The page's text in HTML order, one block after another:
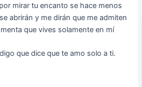
mirar tu encanto se hace menos
abrirán y me dirán que me admiten
que vives solamente en mí
que dice que te amo solo a ti.